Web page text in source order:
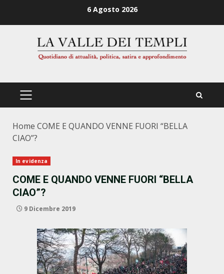
6 Agosto 2026
PRIMÄRES
Home COME E QUANDO VENNE FUORI “BELLA
CIAO”?
In evidenza
COME E QUANDO VENNE FUORI “BELLA
CIAO”?
9 Dicembre 2019